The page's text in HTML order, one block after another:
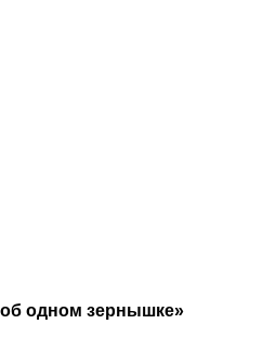
об одном зернышке»